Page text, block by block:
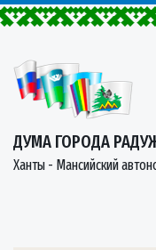
ДУМА ГОРОДА
Ханты - Мансийский